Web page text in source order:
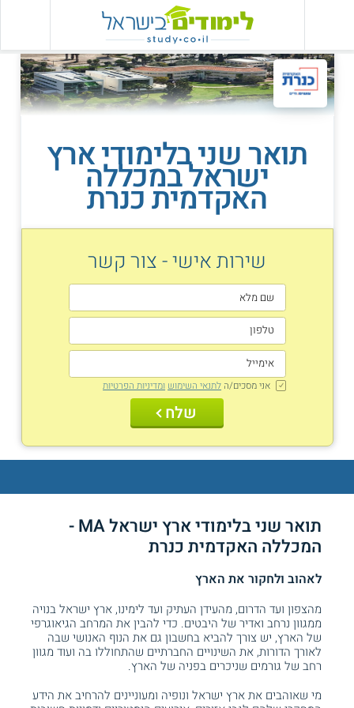
תואר שני בלימודי ארץ
ישראל במכללה
האקדמית כנרת
שירות אישי - צור קשר
אני מסכים/ה לתנאי השימוש ומדיניות הפרטיות
שלח
תואר שני בלימודי ארץ ישראל MA -
המכללה האקדמית כנרת
לאהוב ולחקור את הארץ
מהצפון ועד הדרום, מהעידן העתיק ועד לימינו, ארץ ישראל בנויה
ממגוון נרחב ואדיר של היבטים. כדי להבין את המרחב הגיאוגרפי
של הארץ, יש צורך להביא בחשבון גם את הנוף האנושי שבה
לאורך הדורות, את השינויים החברתיים שהתחוללו בה ועוד מגוון
רחב של גורמים שניכרים בפניה של הארץ.
מי שאוהבים את ארץ ישראל ונופיה ומעוניינים להרחיב את הידע